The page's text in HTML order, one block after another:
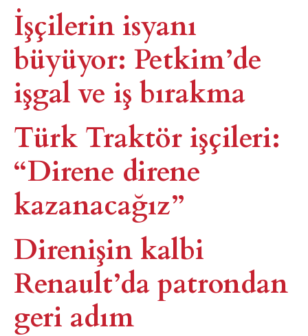
İşçilerin isyanı
büyüyor: Petkim’de
işgal ve iş bırakma
Türk Traktör işçileri:
“Direne direne
kazanacağız”
Direnişin kalbi
Renault’da patrondan
geri adım